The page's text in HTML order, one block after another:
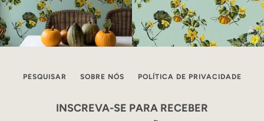
PESQUISAR SOBRE NÓS POLÍTICA DE PRIVACIDADE
INSCREVA-SE PARA RECEBER